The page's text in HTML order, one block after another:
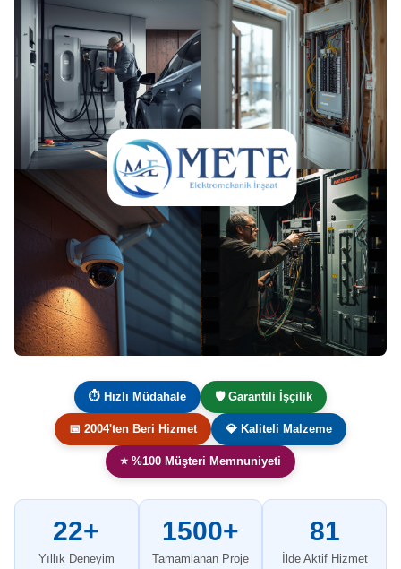
⏱ Hızlı Müdahale 🛡️ Garantili İşçilik
📅 2004'ten Beri Hizmet 💎 Kaliteli Malzeme
⭐ %100 Müşteri Memnuniyeti
22+
Yıllık Deneyim
1500+
Tamamlanan Proje
81
İlde Aktif Hizmet